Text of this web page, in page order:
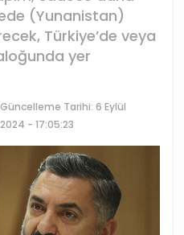
(Yunanistan)
Türkiye’de veya
yer
Güncelleme Tarihi: 6 Eylül
2024 - 17:05:23